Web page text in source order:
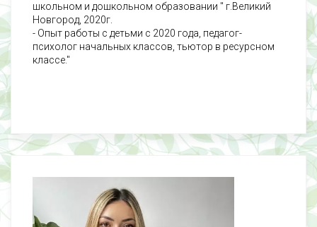
школьном и дошкольном образовании " г.Великий
Новгород, 2020г.
- Опыт работы с детьми с 2020 года, педагог-
психолог начальных классов, тьютор в ресурсном
классе."